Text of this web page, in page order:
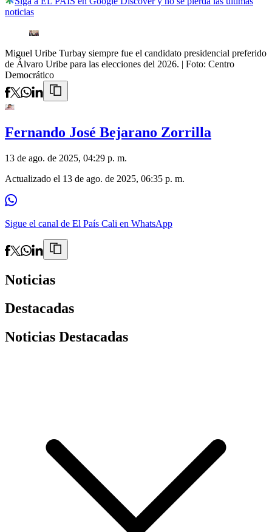
noticias
Miguel Uribe Turbay siempre fue el candidato presidencial preferido
de Álvaro Uribe para las elecciones del 2026. | Foto: Centro
Democrático
Fernando José Bejarano Zorrilla
13 de ago. de 2025, 04:29 p. m.
Actualizado el 13 de ago. de 2025, 06:35 p. m.
Sigue el canal de El País Cali en WhatsApp
Noticias
Destacadas
Noticias Destacadas